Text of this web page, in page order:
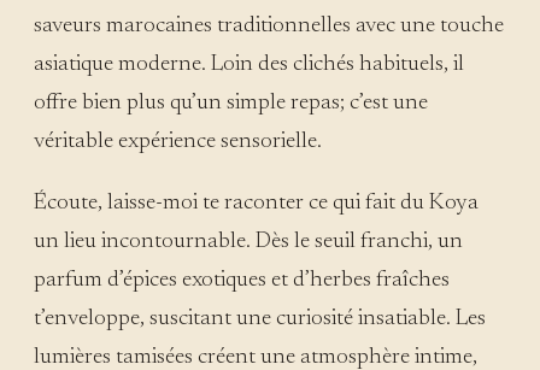
saveurs marocaines traditionnelles avec une touche
asiatique moderne. Loin des clichés habituels, il
offre bien plus qu’un simple repas; c’est une
véritable expérience sensorielle.
Écoute, laisse-moi te raconter ce qui fait du Koya
un lieu incontournable. Dès le seuil franchi, un
parfum d’épices exotiques et d’herbes fraîches
t’enveloppe, suscitant une curiosité insatiable. Les
lumières tamisées créent une atmosphère intime,